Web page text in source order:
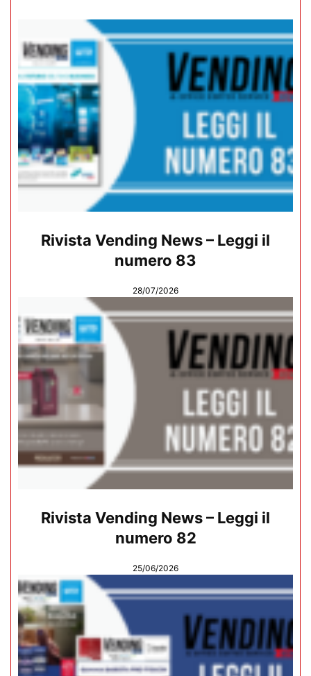
Rivista Vending News – Leggi il
numero 83
28/07/2026
Rivista Vending News – Leggi il
numero 82
25/06/2026